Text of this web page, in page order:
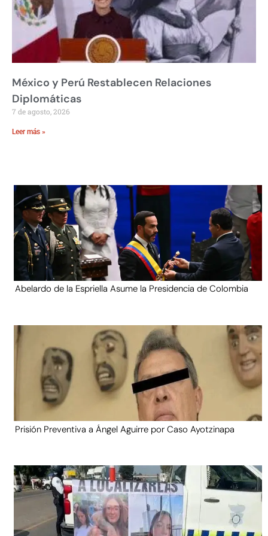
México y Perú Restablecen Relaciones
Diplomáticas
7 de agosto, 2026
Leer más »
Abelardo de la Espriella Asume la Presidencia de Colombia
Prisión Preventiva a Ángel Aguirre por Caso Ayotzinapa